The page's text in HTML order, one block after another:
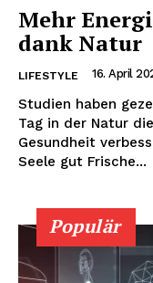
Mehr
dank Natur
LIFESTYLE 16. April
Studien haben
Tag in der Natur
Gesundheit verbessern können.
Seele gut Frische...
Populär